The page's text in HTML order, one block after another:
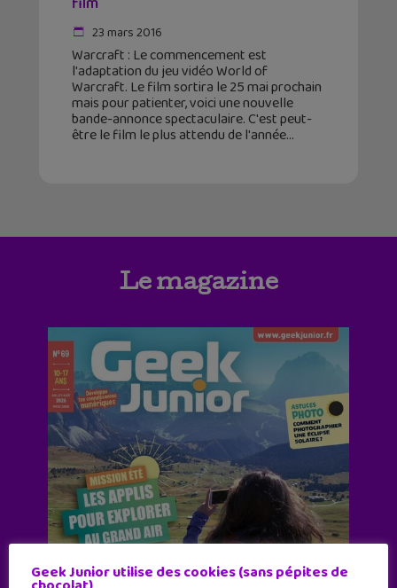
23 mars 2016
Warcraft : Le commencement est
l'adaptation du jeu vidéo World of
Warcraft. Le film sortira le 25 mai prochain
mais pour patienter, voici une nouvelle
bande-annonce spectaculaire. C'est peut-
être le film le plus attendu de l'année
Le magazine
Geek Junior utilise des cookies (sans pépites de